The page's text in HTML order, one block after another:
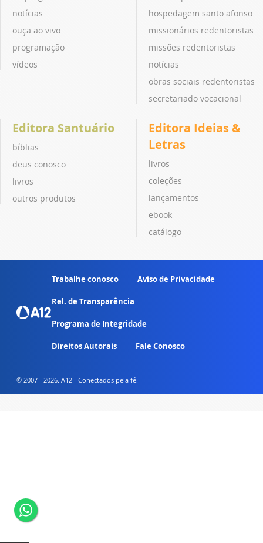
notícias
ouça ao vivo
programação
vídeos
hospedagem santo afonso
missionários redentoristas
missões redentoristas
notícias
obras sociais redentoristas
secretariado vocacional
Editora Santuário
bíblias
deus conosco
livros
outros produtos
Editora Ideias &
Letras
livros
coleções
lançamentos
ebook
catálogo
Trabalhe conosco Aviso de Privacidade
Rel. de Transparência
Programa de Integridade
Direitos Autorais Fale Conosco
© 2007 - 2026. A12 - Conectados pela fé.